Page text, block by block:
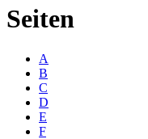
Seiten
A
B
C
D
E
F